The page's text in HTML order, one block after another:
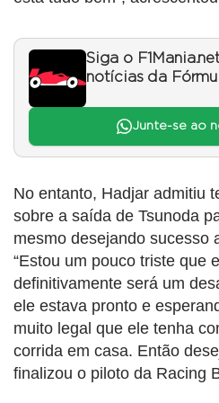
Siga o
notícias da
Junte-se ao
No entanto, Hadjar admitiu
sobre a saída de Tsunoda
mesmo desejando sucesso
“Estou um pouco triste que
definitivamente será um
ele estava pronto e
muito legal que ele tenha
corrida em casa. Então
finalizou o piloto da Racing